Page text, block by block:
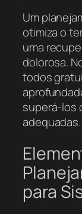
Um
otimiza o
uma
dolorosa.
todos
superá-los
adequadas.
para